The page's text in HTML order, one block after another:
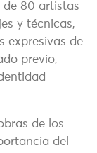
de 80 artistas
y técnicas,
expresivas de
previo,
de los
del